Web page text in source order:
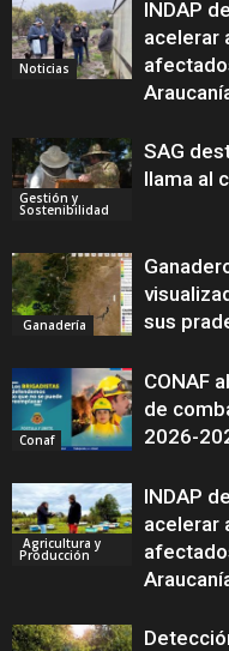
Noticias
INDAP
acelerar
Gestión y
Sostenibilidad
SAG
llama al
Ganadería
sus
Conaf
CONAF
de
2026-
Agricultura y
Producción
INDAP
acelerar